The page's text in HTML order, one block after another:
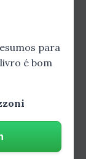
e
para
é bom